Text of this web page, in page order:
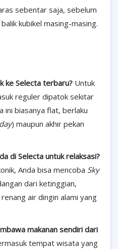
sebentar saja, sebelum
kubikel masing-masing.
ke Selecta terbaru? Untuk
reguler dipatok sekitar
ini biasanya flat, berlaku
) maupun akhir pekan
di Selecta untuk relaksasi?
Anda bisa mencoba Sky
dari ketinggian,
air dingin alami yang
makanan sendiri dari
tempat wisata yang